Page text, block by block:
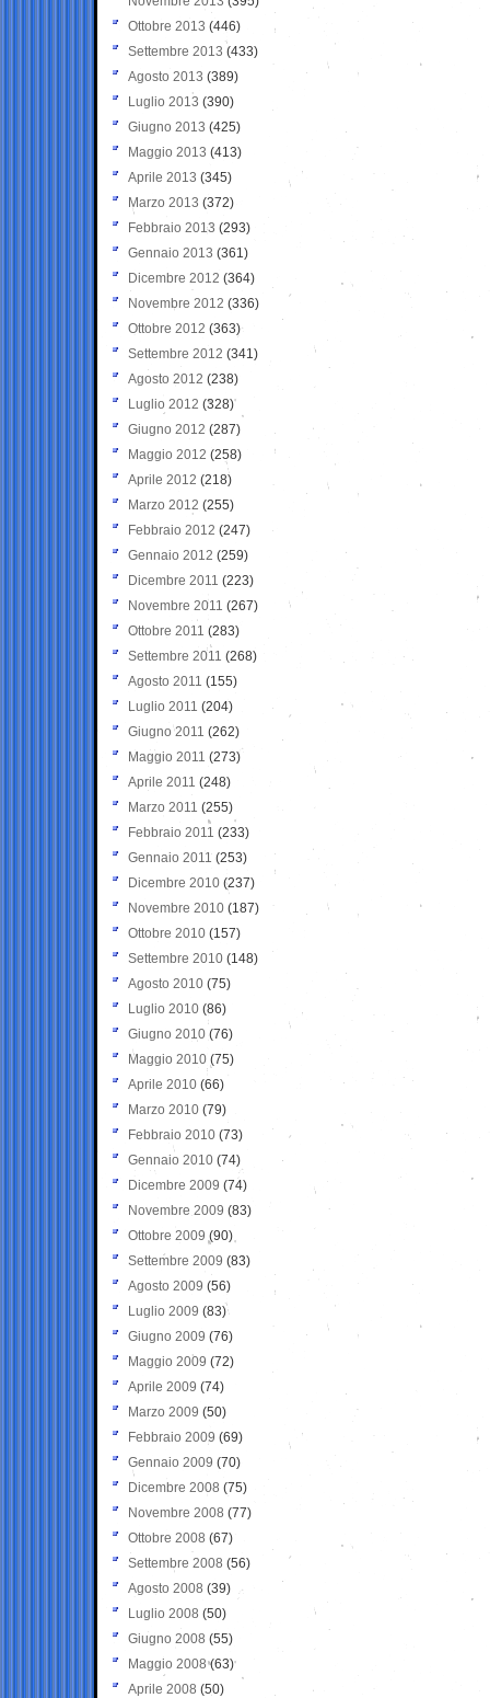
Ottobre 2013 (446)
Settembre 2013 (433)
Agosto 2013 (389)
Luglio 2013 (390)
Giugno 2013 (425)
Maggio 2013 (413)
Aprile 2013 (345)
Marzo 2013 (372)
Febbraio 2013 (293)
Gennaio 2013 (361)
Dicembre 2012 (364)
Novembre 2012 (336)
Ottobre 2012 (363)
Settembre 2012 (341)
Agosto 2012 (238)
Luglio 2012 (328)
Giugno 2012 (287)
Maggio 2012 (258)
Aprile 2012 (218)
Marzo 2012 (255)
Febbraio 2012 (247)
Gennaio 2012 (259)
Dicembre 2011 (223)
Novembre 2011 (267)
Ottobre 2011 (283)
Settembre 2011 (268)
Agosto 2011 (155)
Luglio 2011 (204)
Giugno 2011 (262)
Maggio 2011 (273)
Aprile 2011 (248)
Marzo 2011 (255)
Febbraio 2011 (233)
Gennaio 2011 (253)
Dicembre 2010 (237)
Novembre 2010 (187)
Ottobre 2010 (157)
Settembre 2010 (148)
Agosto 2010 (75)
Luglio 2010 (86)
Giugno 2010 (76)
Maggio 2010 (75)
Aprile 2010 (66)
Marzo 2010 (79)
Febbraio 2010 (73)
Gennaio 2010 (74)
Dicembre 2009 (74)
Novembre 2009 (83)
Ottobre 2009 (90)
Settembre 2009 (83)
Agosto 2009 (56)
Luglio 2009 (83)
Giugno 2009 (76)
Maggio 2009 (72)
Aprile 2009 (74)
Marzo 2009 (50)
Febbraio 2009 (69)
Gennaio 2009 (70)
Dicembre 2008 (75)
Novembre 2008 (77)
Ottobre 2008 (67)
Settembre 2008 (56)
Agosto 2008 (39)
Luglio 2008 (50)
Giugno 2008 (55)
Maggio 2008(63)
Aprile 2008 (50)